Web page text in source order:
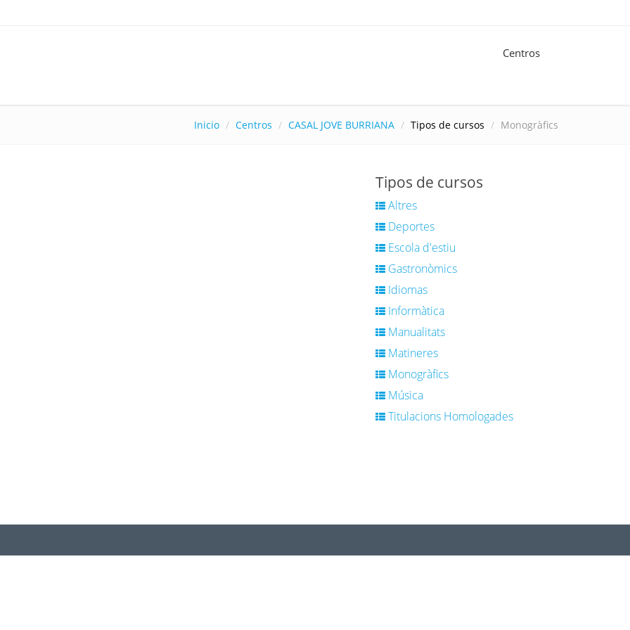
Centros
Inicio Centros CASAL JOVE BURRIANA Tipos de cursos Monogràfics
Tipos de cursos
Altres
Deportes
Escola d'estiu
Gastronòmics
Idiomas
Informàtica
Manualitats
Matineres
Monogràfics
Música
Titulacions Homologades